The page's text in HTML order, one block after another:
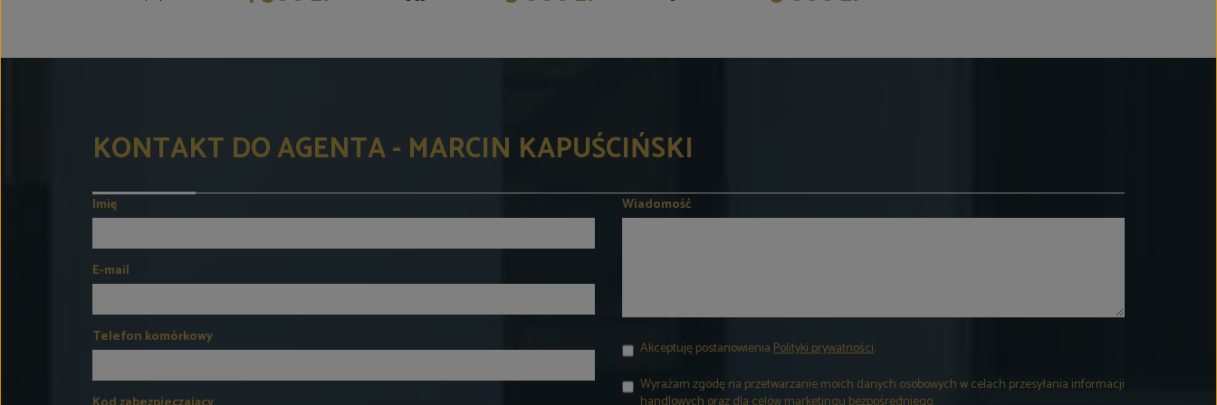
KONTAKT DO AGENTA - MARCIN KAPUŚCIŃSKI
Imię
E-mail
Telefon komórkowy
Wiadomość
Akceptuję postanowieniaPolityki prywatności.
Wyrażam zgodę na przetwarzanie moich danych osobowych w celach przesyłania informacji